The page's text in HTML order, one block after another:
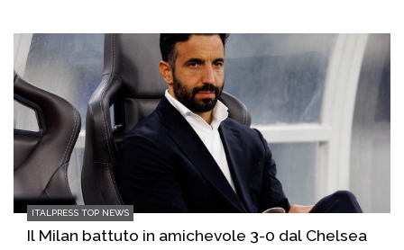
ITALPRESS TOP NEWS
Il Milan battuto in amichevole 3-0 dal Chelsea